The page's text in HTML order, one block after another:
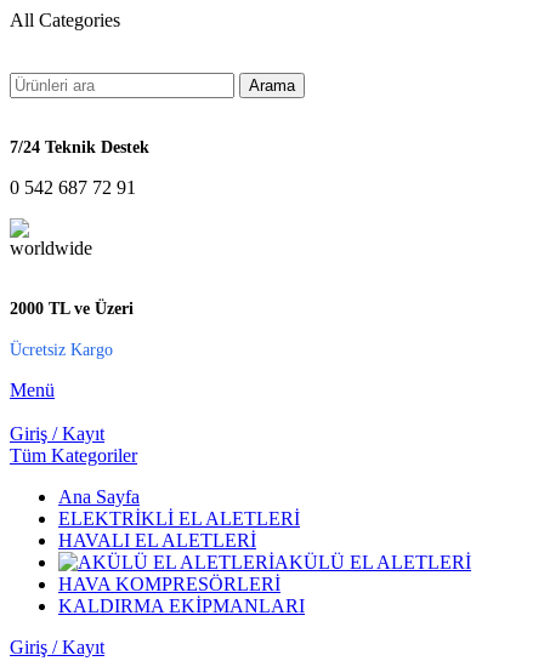
All Categories
Arama
7/24 Teknik Destek
0 542 687 72 91
2000 TL ve Üzeri
Ücretsiz Kargo
Menü
Giriş / Kayıt
Tüm Kategoriler
Ana Sayfa
ELEKTRİKLİ EL ALETLERİ
HAVALI EL ALETLERİ
AKÜLÜ EL ALETLERİ
HAVA KOMPRESÖRLERİ
KALDIRMA EKİPMANLARI
Giriş / Kayıt